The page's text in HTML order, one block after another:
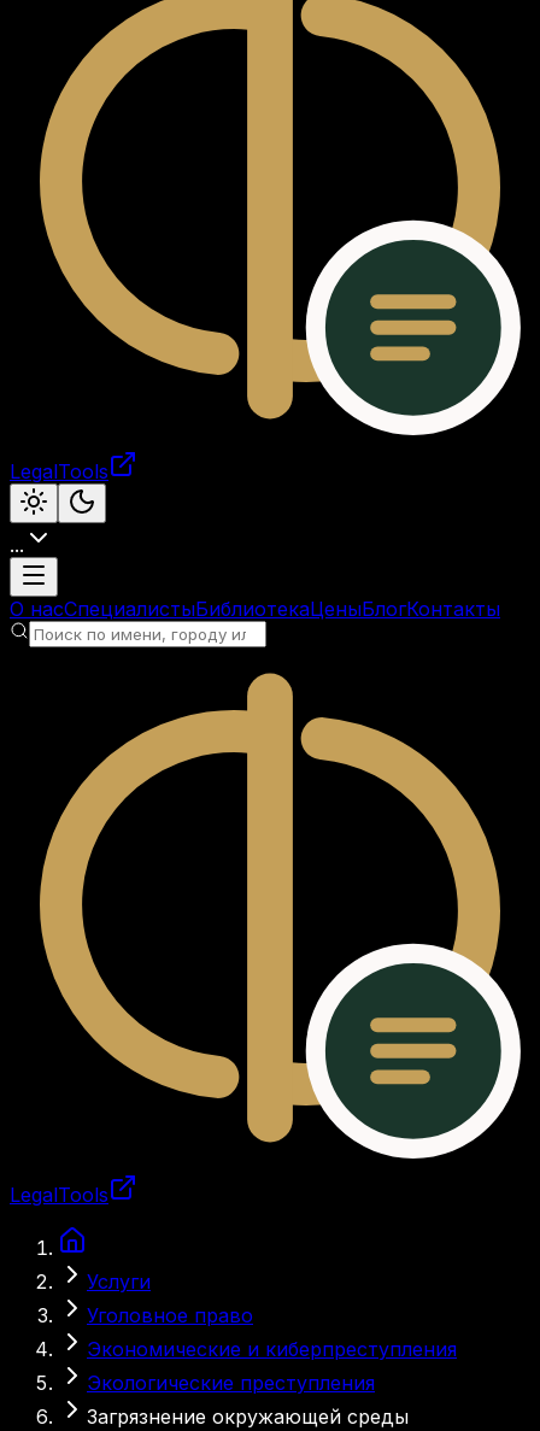
LegalTools
...
Загрузка аккаунта
О насСпециалистыБиблиотекаЦеныБлогКонтакты
LegalTools
Услуги
Уголовное право
Экономические и киберпреступления
Экологические преступления
Загрязнение окружающей среды